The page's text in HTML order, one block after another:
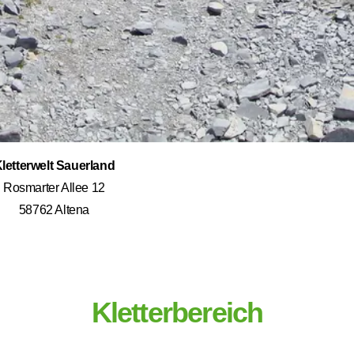
Sauerland
Rosmarter Allee 12
58762 Altena
Kletterbereich